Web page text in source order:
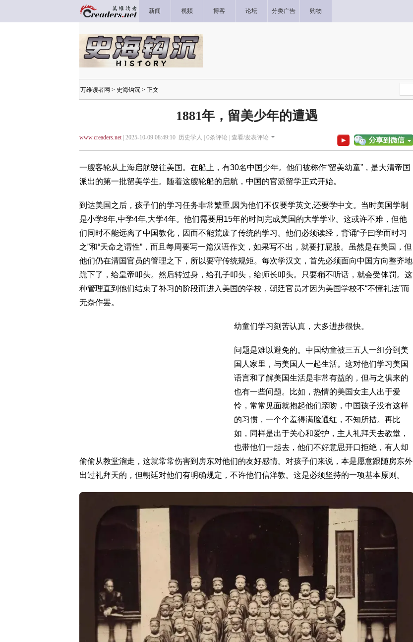
新闻 视频 博客 论坛 分类广告 购物
万维读者网 > 史海钩沉 > 正文
1881年，留美少年的遭遇
www.creaders.net| 2025-10-09 08:49:10 历史学人 | 0条评论 | 查看/发表评论
一艘客轮从上海启航驶往美国。在船上，有30名中国少年。他们被称作“留美幼童”，是大清帝国
派出的第一批留美学生。随着这艘轮船的启航，中国的官派留学正式开始。
到达美国之后，孩子们的学习任务非常繁重,因为他们不仅要学英文,还要学中文。当时美国学制
是小学8年,中学4年,大学4年。他们需要用15年的时间完成美国的大学学业。这或许不难，但他
们同时不能远离了中国教化，因而不能荒废了传统的学习。他们必须读经，背诵“子曰学而时习
之”和“天命之谓性”，而且每周要写一篇汉语作文，如果写不出，就要打屁股。虽然是在美国，但
他们仍在清国官员的管理之下，所以要守传统规矩。每次学汉文，首先必须面向中国方向整齐地
跪下了，给皇帝叩头。然后转过身，给孔子叩头，给师长叩头。只要稍不听话，就会受体罚。这
种管理直到他们结束了补习的阶段而进入美国的学校，朝廷官员才因为美国学校不“不懂礼法”而
无奈作罢。
幼童们学习刻苦认真，大多进步很快。
问题是难以避免的。中国幼童被三五人一组分到美
国人家里，与美国人一起生活。这对他们学习美国
语言和了解美国生活是非常有益的，但与之俱来的
也有一些问题。比如，热情的美国女主人出于爱
怜，常常见面就抱起他们亲吻，中国孩子没有这样
的习惯，一个个羞得满脸通红，不知所措。再比
如，同样是出于关心和爱护，主人礼拜天去教堂，
也带他们一起去，他们不好意思开口拒绝，有人却
偷偷从教堂溜走，这就常常伤害到房东对他们的友好感情。对孩子们来说，本是愿意跟随房东外
出过礼拜天的，但朝廷对他们有明确规定，不许他们信洋教。这是必须坚持的一项基本原则。